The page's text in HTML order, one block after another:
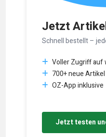
Jetzt
Schnell bestellt –
Voller Zugriff auf
700+ neue
OZ-App inklusive
Jetzt testen